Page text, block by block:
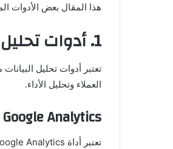
هذا المقال بعض الأدوات
1. أدوات تحليل البيانات
تعتبر أدوات تحليل
العملاء وتحليل الأداء.
Google Analytics